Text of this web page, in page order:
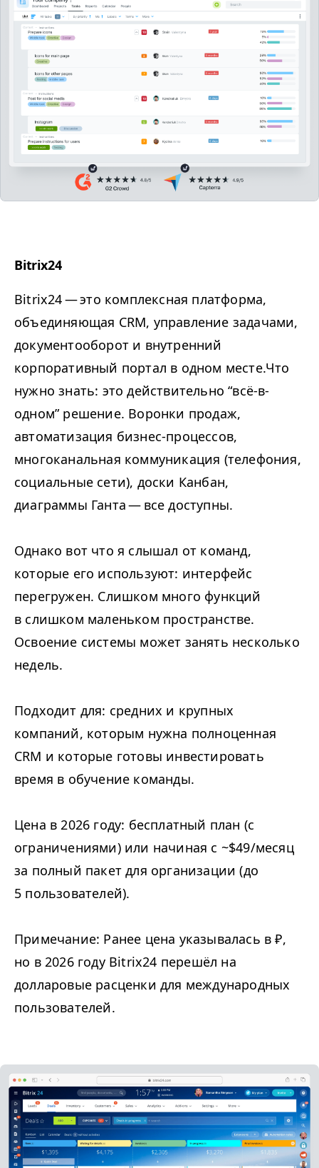
Bitrix24
Bitrix24 — это комплексная платформа,
объединяющая CRM, управление задачами,
документооборот и внутренний
корпоративный портал в одном месте.Что
нужно знать: это действительно“всё-в-
одном” решение. Воронки продаж,
автоматизация бизнес-процессов,
многоканальная коммуникация (телефония,
социальные сети), доски Канбан,
диаграммы Ганта — все доступны.
Однако вот что я слышал от команд,
которые его используют: интерфейс
перегружен. Слишком много функций
в слишком маленьком пространстве.
Освоение системы может занять несколько
недель.
Подходит для: средних и крупных
компаний, которым нужна полноценная
CRM и которые готовы инвестировать
время в обучение команды.
Цена в 2026 году: бесплатный план (с
ограничениями) или начиная с ~$49/​месяц
за полный пакет для организации (до
5 пользователей).
Примечание: Ранее цена указывалась в ₽,
но в 2026 году Bitrix24 перешёл на
долларовые расценки для международных
пользователей.